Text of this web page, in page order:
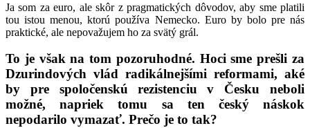
Ja som za euro, ale skôr z pragmatických dôvodov, aby sme platili
tou istou menou, ktorú používa Nemecko. Euro by bolo pre nás
praktické, ale nepovažujem ho za svätý grál.
To je však na tom pozoruhodné. Hoci sme prešli za
Dzurindových vlád radikálnejšími reformami, aké
by pre spoločenskú rezistenciu v Česku neboli
možné, napriek tomu sa ten český náskok
nepodarilo vymazať. Prečo je to tak?